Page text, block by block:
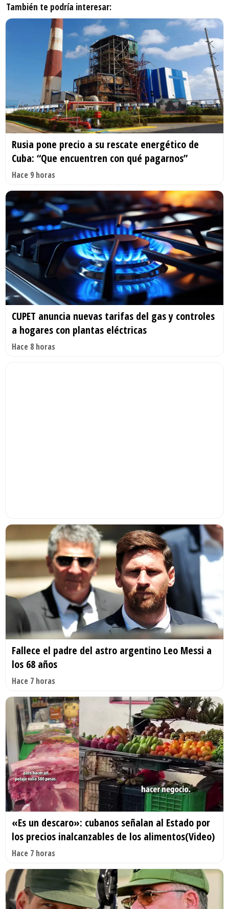
También te podría interesar:
Rusia pone precio a su rescate energético de
Cuba: “Que encuentren con qué pagarnos”
Hace 9 horas
CUPET anuncia nuevas tarifas del gas y controles
a hogares con plantas eléctricas
Hace 8 horas
Fallece el padre del astro argentino Leo Messi a
los 68 años
Hace 7 horas
«Es un descaro»: cubanos señalan al Estado por
los precios inalcanzables de los alimentos(Video)
Hace 7 horas